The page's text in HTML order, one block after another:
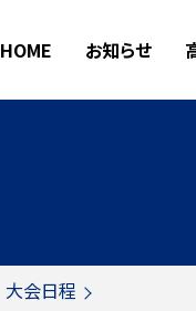
HOME お知らせ
大会日程